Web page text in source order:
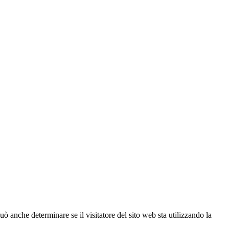
anche determinare se il visitatore del sito web sta utilizzando la